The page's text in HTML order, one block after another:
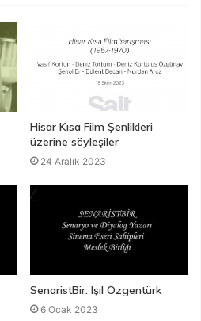
Hisar Kısa Film Şenlikleri
üzerine söyleşiler
24 Aralık 2023
SenaristBir: Işıl Özgentürk
6 Ocak 2023